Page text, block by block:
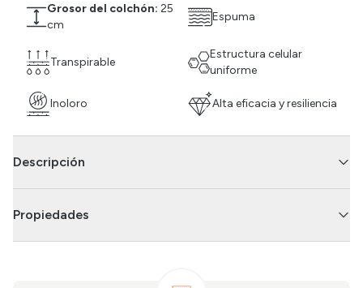
Grosor del colchón:25
cm
Espuma
Transpirable
Estructura celular
uniforme
Inoloro Alta eficacia y resiliencia
Descripción
Propiedades